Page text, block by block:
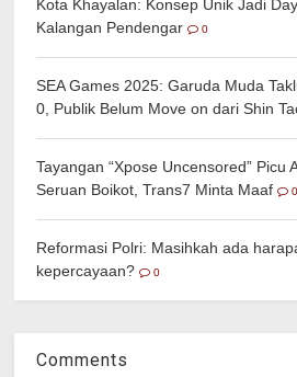
Kota Khayalan: Konsep Unik Jadi
Kalangan Pendengar
0
SEA Games 2025: Garuda Muda
0, Publik Belum Move on dari Shin
Tayangan “Xpose Uncensored” Picu
Seruan Boikot, Trans7 Minta Maaf
0
Reformasi Polri: Masihkah ada
kepercayaan?
0
Comments